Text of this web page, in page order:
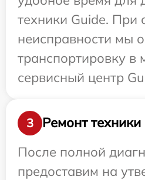
техники Guide. При
неисправности мы
транспортировку в
сервисный центр
3
Ремонт техники
После полной
предоставим на